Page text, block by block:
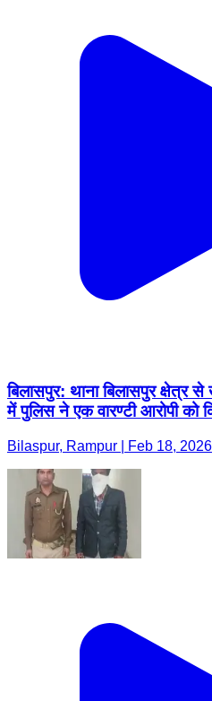
बिलासपुर: थाना बिलासपुर क्षेत्र से
में पुलिस ने एक वारण्टी आरोपी को
Bilaspur, Rampur | Feb 18, 2026